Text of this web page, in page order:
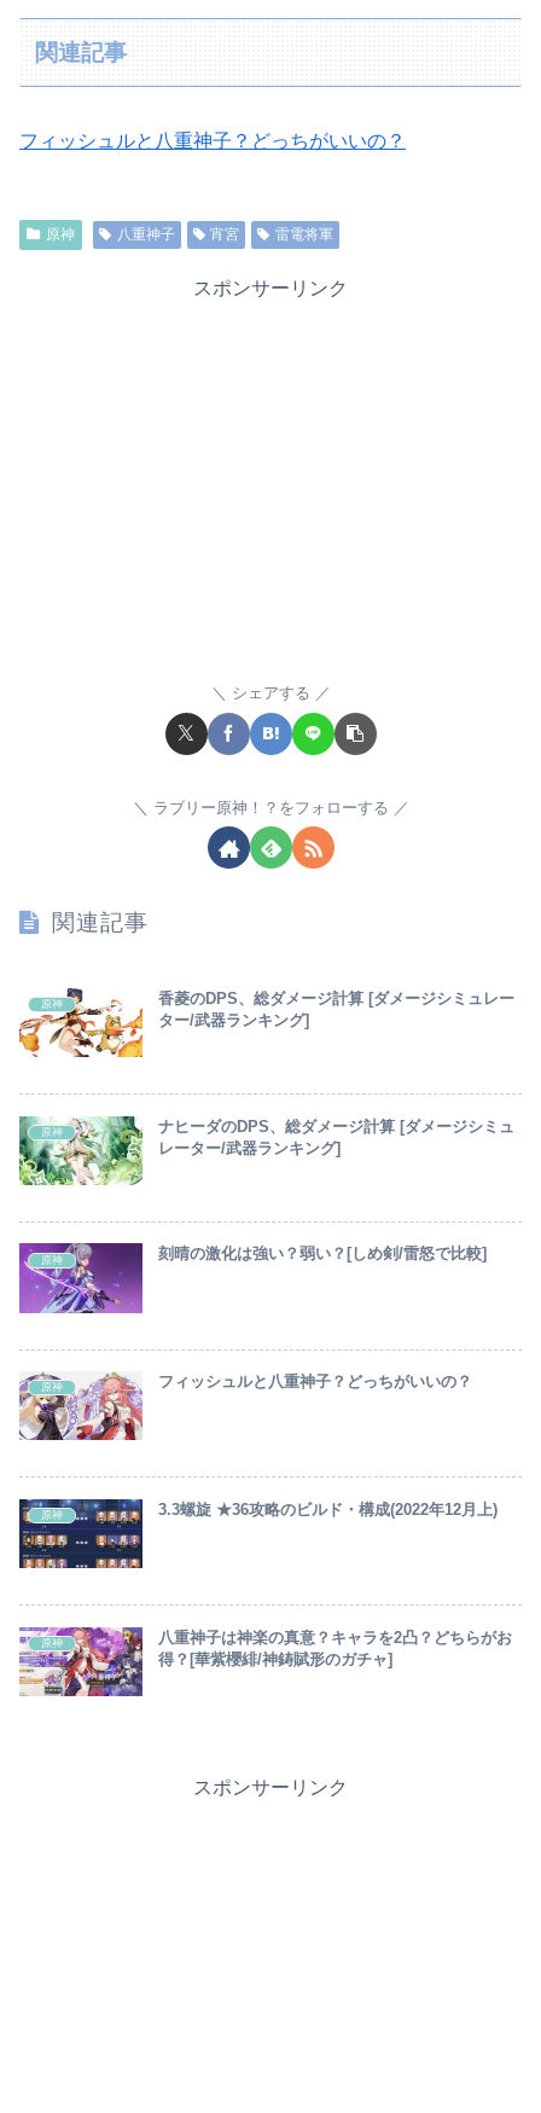
関連記事
フィッシュルと八重神子？どっちがいいの？
原神 八重神子 宵宮 雷電将軍
スポンサーリンク
シェアする
ラブリー原神！？をフォローする
関連記事
原神
香菱のDPS、総ダメージ計算 [ダメージシミュレー
ター/武器ランキング]
原神
ナヒーダのDPS、総ダメージ計算 [ダメージシミュ
レーター/武器ランキング]
原神 刻晴の激化は強い？弱い？[しめ剣/雷怒で比較]
原神 フィッシュルと八重神子？どっちがいいの？
原神 3.3螺旋 ★36攻略のビルド・構成(2022年12月上)
原神
八重神子は神楽の真意？キャラを2凸？どちらがお
得？[華紫櫻緋/神鋳賦形のガチャ]
スポンサーリンク